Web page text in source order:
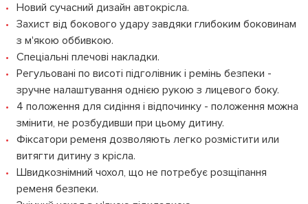
Новий сучасний дизайн автокрісла.
Захист від бокового удару завдяки глибоким боковинам
з м'якою оббивкою.
Спеціальні плечові накладки.
Регульовані по висоті підголівник і ремінь безпеки -
зручне налаштування однією рукою з лицевого боку.
4 положення для сидіння і відпочинку - положення можна
змінити, не розбудивши при цьому дитину.
Фіксатори ременя дозволяють легко розмістити или
витягти дитину з крісла.
Швидкознімний чохол, що не потребує розщіпання
ременя безпеки.